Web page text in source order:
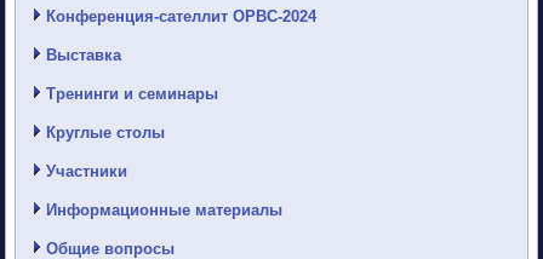
Конференция-сателлит ОРВС-2024
Выставка
Тренинги и семинары
Круглые столы
Участники
Информационные материалы
Общие вопросы